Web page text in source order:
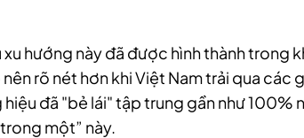
xu hướng này đã được hình thành trong
rõ nét hơn khi Việt Nam trải qua các
đã "bẻ lái" tập trung gần như 100%
một” này.